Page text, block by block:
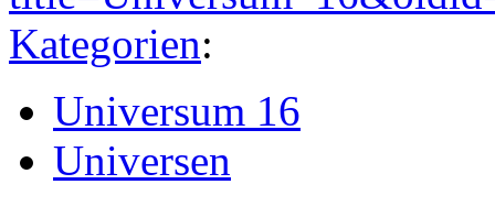
Kategorien:
Universum 16
Universen